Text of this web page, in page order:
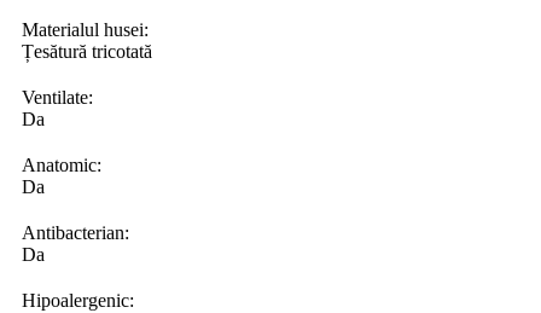
Materialul husei:
Țesătură tricotată
Ventilate:
Da
Anatomic:
Da
Antibacterian:
Da
Hipoalergenic: